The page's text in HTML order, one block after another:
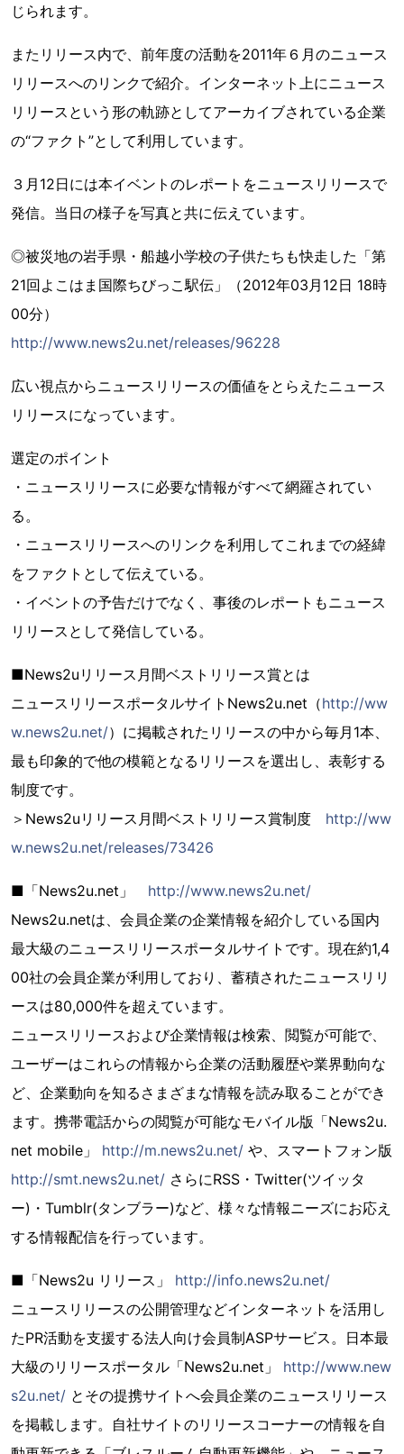
じられます。
またリリース内で、前年度の活動を2011年６月のニュース
リリースへのリンクで紹介。インターネット上にニュース
リリースという形の軌跡としてアーカイブされている企業
の“ファクト”として利用しています。
３月12日には本イベントのレポートをニュースリリースで
発信。当日の様子を写真と共に伝えています。
◎被災地の岩手県・船越小学校の子供たちも快走した「第
21回よこはま国際ちびっこ駅伝」（2012年03月12日 18時
00分）
http://www.news2u.net/releases/96228
広い視点からニュースリリースの価値をとらえたニュース
リリースになっています。
選定のポイント
・ニュースリリースに必要な情報がすべて網羅されてい
る。
・ニュースリリースへのリンクを利用してこれまでの経緯
をファクトとして伝えている。
・イベントの予告だけでなく、事後のレポートもニュース
リリースとして発信している。
■News2uリリース月間ベストリリース賞とは
ニュースリリースポータルサイトNews2u.net（http://ww
w.news2u.net/）に掲載されたリリースの中から毎月1本、
最も印象的で他の模範となるリリースを選出し、表彰する
制度です。
＞News2uリリース月間ベストリリース賞制度 http://ww
w.news2u.net/releases/73426
■「News2u.net」 http://www.news2u.net/
News2u.netは、会員企業の企業情報を紹介している国内
最大級のニュースリリースポータルサイトです。現在約1,4
00社の会員企業が利用しており、蓄積されたニュースリリ
ースは80,000件を超えています。
ニュースリリースおよび企業情報は検索、閲覧が可能で、
ユーザーはこれらの情報から企業の活動履歴や業界動向な
ど、企業動向を知るさまざまな情報を読み取ることができ
ます。携帯電話からの閲覧が可能なモバイル版「News2u.
net mobile」 http://m.news2u.net/ や、スマートフォン版
http://smt.news2u.net/ さらにRSS・Twitter(ツイッタ
ー)・Tumblr(タンブラー)など、様々な情報ニーズにお応え
する情報配信を行っています。
■「News2u リリース」 http://info.news2u.net/
ニュースリリースの公開管理などインターネットを活用し
たPR活動を支援する法人向け会員制ASPサービス。日本最
大級のリリースポータル「News2u.net」 http://www.new
s2u.net/ とその提携サイトへ会員企業のニュースリリース
を掲載します。自社サイトのリリースコーナーの情報を自